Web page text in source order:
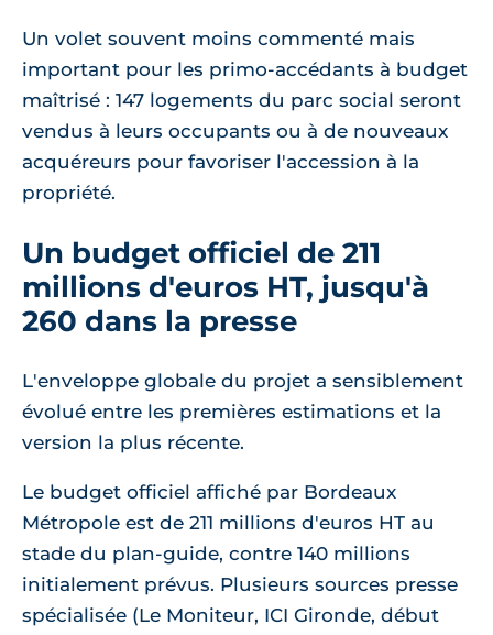
Un volet souvent moins commenté mais
important pour les primo-accédants à budget
maîtrisé : 147 logements du parc social seront
vendus à leurs occupants ou à de nouveaux
acquéreurs pour favoriser l'accession à la
propriété.
Un budget officiel de 211
millions d'euros HT, jusqu'à
260 dans la presse
L'enveloppe globale du projet a sensiblement
évolué entre les premières estimations et la
version la plus récente.
Le budget officiel affiché par Bordeaux
Métropole est de 211 millions d'euros HT au
stade du plan-guide, contre 140 millions
initialement prévus. Plusieurs sources presse
spécialisée (Le Moniteur, ICI Gironde, début